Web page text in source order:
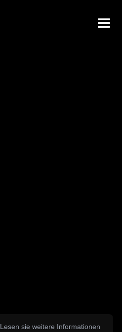
Lesen sie weitere Informationen